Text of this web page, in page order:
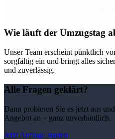
Wie läuft der Umzugstag
Unser Team erscheint pünktlich
sorgfältig ein und bringt alles
und zuverlässig.
Alle Fragen geklärt?
Dann probieren Sie es jetzt aus
Angebot an – ganz unverbindlich.
Jetzt Anfrage starten